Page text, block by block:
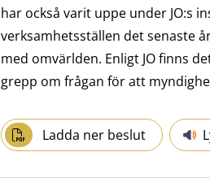
har också varit uppe under JO:s
verksamhetsställen det senaste
med omvärlden. Enligt JO finns
grepp om frågan för att
Ladda ner beslut